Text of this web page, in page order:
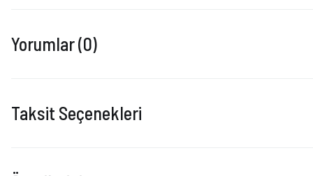
Yorumlar (0)
Taksit Seçenekleri